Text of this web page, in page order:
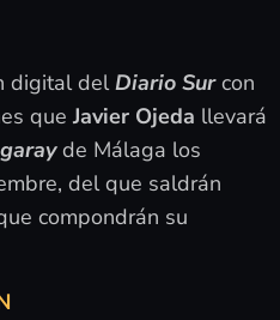
digital delDiario Surcon
que Javier Ojeda llevará
de Málaga los
del que saldrán
compondrán su